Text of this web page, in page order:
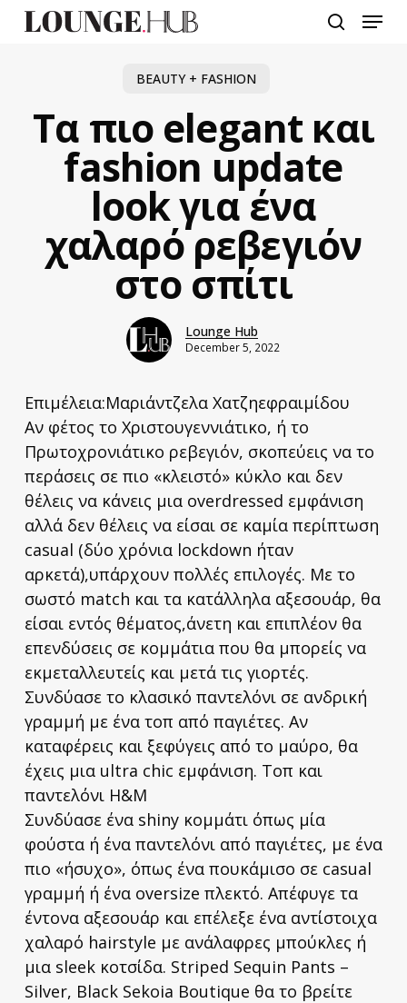
Menu
BEAUTY + FASHION
Τα πιο elegant και
fashion update
look για ένα
χαλαρό ρεβεγιόν
στο σπίτι
Lounge Hub
December 5, 2022
Επιμέλεια:Μαριάντζελα Χατζηεφραιμίδου
Αν φέτος το Χριστουγεννιάτικο, ή το
Πρωτοχρονιάτικο ρεβεγιόν, σκοπεύεις να το
περάσεις σε πιο «κλειστό» κύκλο και δεν
θέλεις να κάνεις μια overdressed εμφάνιση
αλλά δεν θέλεις να είσαι σε καμία περίπτωση
casual (δύο χρόνια lockdown ήταν
αρκετά),υπάρχουν πολλές επιλογές. Με το
σωστό match και τα κατάλληλα αξεσουάρ, θα
είσαι εντός θέματος,άνετη και επιπλέον θα
επενδύσεις σε κομμάτια που θα μπορείς να
εκμεταλλευτείς και μετά τις γιορτές.
Συνδύασε το κλασικό παντελόνι σε ανδρική
γραμμή με ένα τοπ από παγιέτες. Αν
καταφέρεις και ξεφύγεις από το μαύρο, θα
έχεις μια ultra chic εμφάνιση. Τοπ και
παντελόνι H&M
Συνδύασε ένα shiny κομμάτι όπως μία
φούστα ή ένα παντελόνι από παγιέτες, με ένα
πιο «ήσυχο», όπως ένα πουκάμισο σε casual
γραμμή ή ένα oversize πλεκτό. Απέφυγε τα
έντονα αξεσουάρ και επέλεξε ένα αντίστοιχα
χαλαρό hairstyle με ανάλαφρες μπούκλες ή
μια sleek κοτσίδα. Striped Sequin Pants –
Silver, Black Sekoia Boutique θα το βρείτε